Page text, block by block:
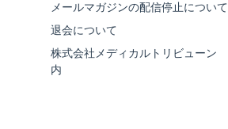
メールマガジンの配信停止について
退会について
株式会社メディカルトリビューン
内